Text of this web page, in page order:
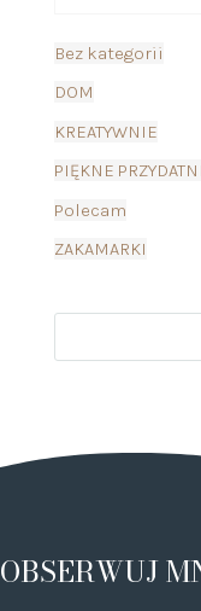
Bez kategorii
DOM
KREATYWNIE
PIĘKNE
Polecam
ZAKAMARKI
OBSERWUJ